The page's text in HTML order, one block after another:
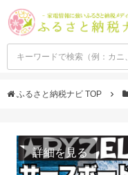
ふるさと納税ナビ TOP
詳細を見る